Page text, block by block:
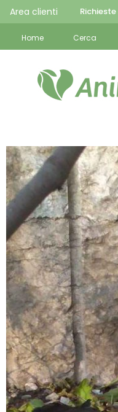
Area clienti
Home Cerca